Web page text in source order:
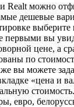
Realt можно
дешевые
выберите
первыми вы
цене, а
по
вы можете
«цена и
евро,